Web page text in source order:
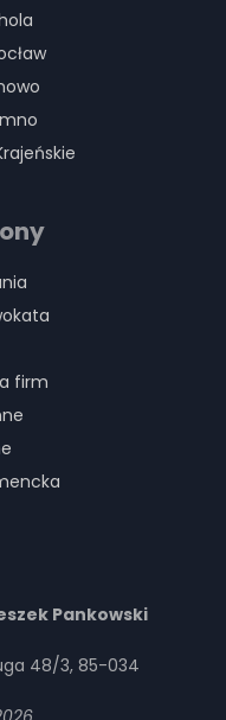
firm
Pankowski
48/3, 85-034